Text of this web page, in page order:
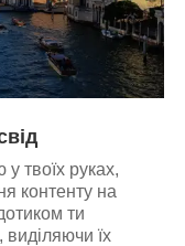
твоїх руках,
контенту на
ти
виділяючи їх